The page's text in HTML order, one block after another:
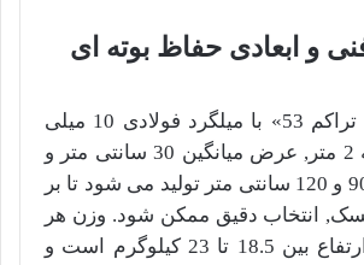
و ابعادی حفاظ بوته ای
«حفاظ بوته ای تراکم 53» با میلگرد فولادی 10 میلی
متر, طول شاخه 2 متر, عرض میانگین 30 سانتی متر و
ارتفاع های 70, 90 و 120 سانتی متر تولید می شود تا بر
انتخاب دقیق ممکن شود. وزن هر
شاخه بسته به ارتفاع بین 18.5 تا 23 کیلوگرم است و